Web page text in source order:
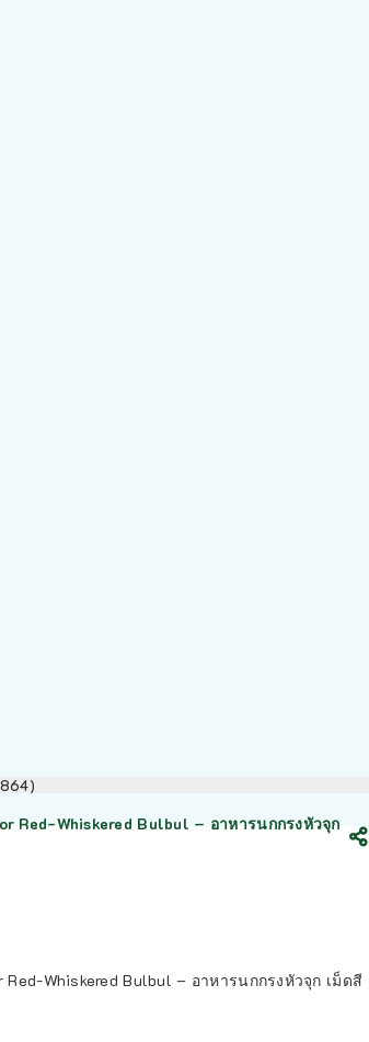
Red-Whiskered Bulbul – อาหารนกกรงหัวจุก
Whiskered Bulbul – อาหารนกกรงหัวจุก เม็ดสี